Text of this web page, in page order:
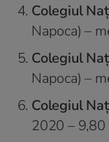
Colegiul
Napoca) –
Colegiul
Napoca) –
Colegiul
2020 – 9,80